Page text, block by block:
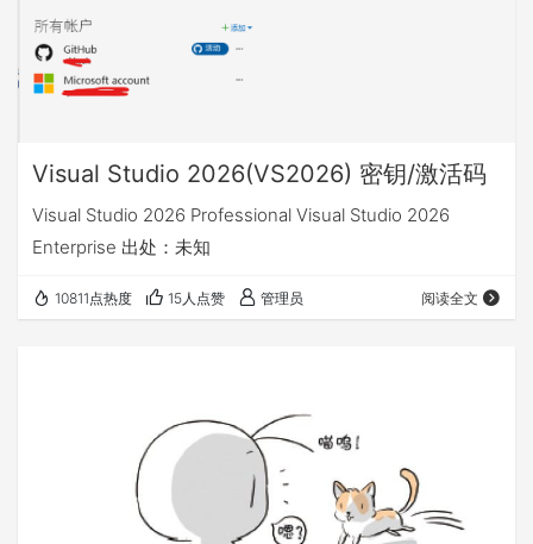
Visual Studio 2026(VS2026) 密钥/激活码
Visual Studio 2026 Professional Visual Studio 2026
Enterprise 出处：未知
10811点热度 15人点赞 管理员 阅读全文